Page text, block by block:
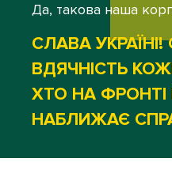
Да, такова наша
СЛАВА
ВДЯЧНІСТЬ
ХТО НА ФРОНТІ
НАБЛИЖАЄ